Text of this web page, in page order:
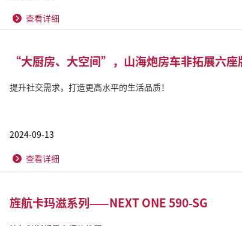
查看详细
“大厨房、大空间”，山海炮房车非拓展六座
提升社交需求，打造更高水平的生活品质！
2024-09-13
查看详细
旌航卡玛滋系列——NEXT ONE 590-SG